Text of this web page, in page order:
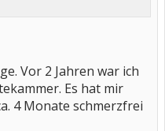
Vor 2 Jahren war ich
Es hat mir
4 Monate schmerzfrei